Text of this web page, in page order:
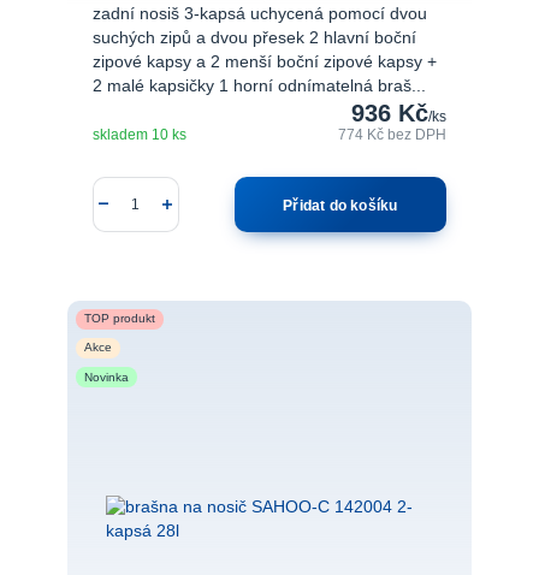
zadní nosiš 3-kapsá uchycená pomocí dvou
suchých zipů a dvou přesek 2 hlavní boční
zipové kapsy a 2 menší boční zipové kapsy +
2 malé kapsičky 1 horní odnímatelná braš...
936 Kč/ks
774 Kčbez DPH
skladem 10 ks
Přidat do košíku
TOP produkt
Akce
Novinka